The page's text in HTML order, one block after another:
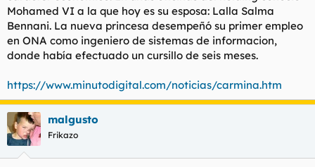
Mohamed VI a la que hoy es su esposa: Lalla Salma
Bennani. La nueva princesa desempeñó su primer empleo
en ONA como ingeniero de sistemas de informacion,
donde había efectuado un cursillo de seis meses.
https://www.minutodigital.com/noticias/carmina.htm
malgusto
Frikazo